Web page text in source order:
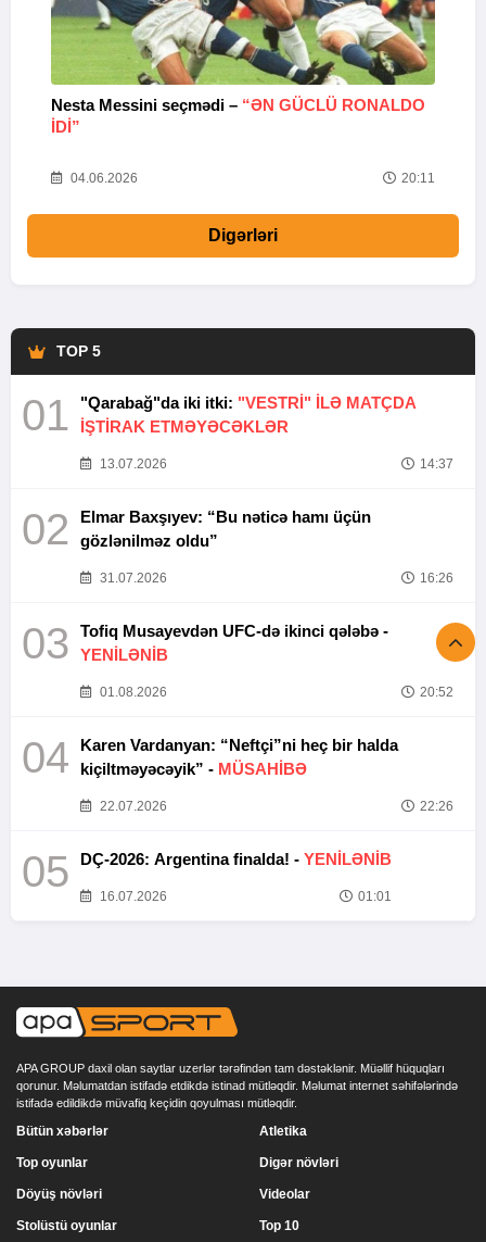
Nesta Messini seçmədi – “ƏN GÜCLÜ RONALDO
IDI”
04.06.2026 20:11
Digərləri
TOP 5
01 "Qarabağ"da iki itki: "VESTRİ" İLƏ MATÇDA
İŞTİRAK ETMƏYƏCƏKLƏR
13.07.2026 14:37
02
Elmar Baxşıyev: “Bu nəticə hamı üçün
gözlənilməz oldu”
31.07.2026 16:26
03
Tofiq Musayevdən UFC-də ikinci qələbə -
YENİLƏNİB
01.08.2026 20:52
04
Karen Vardanyan: “Neftçi”ni heç bir halda
kiçiltməyəcəyik” - MÜSAHİBƏ
22.07.2026 22:26
05 DÇ-2026: Argentina finalda! - YENİLƏNİB
16.07.2026 01:01
APA GROUP daxil olan saytlar uzerlər tərəfindən tam dəstəklənir. Müəllif hüquqları
qorunur. Məlumatdan istifadə etdikdə istinad mütləqdir. Məlumat internet səhifələrində
istifadə edildikdə müvafiq keçidin qoyulması mütləqdir.
Bütün xəbərlər
Top oyunlar
Döyüş növləri
Stolüstü oyunlar
Atletika
Digər növləri
Videolar
Top 10